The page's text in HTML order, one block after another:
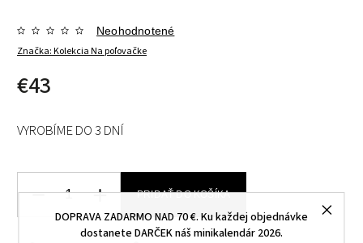
DOPRAVA ZADARMO NAD 70 €. Ku každej objednávke
dostanete DARČEK náš minikalendár 2026.
Značka:Kolekcia Na poľovačke
Neohodnotené
€43
VYROBÍME DO 3 DNÍ
PRIDAŤ DO KOŠÍKA